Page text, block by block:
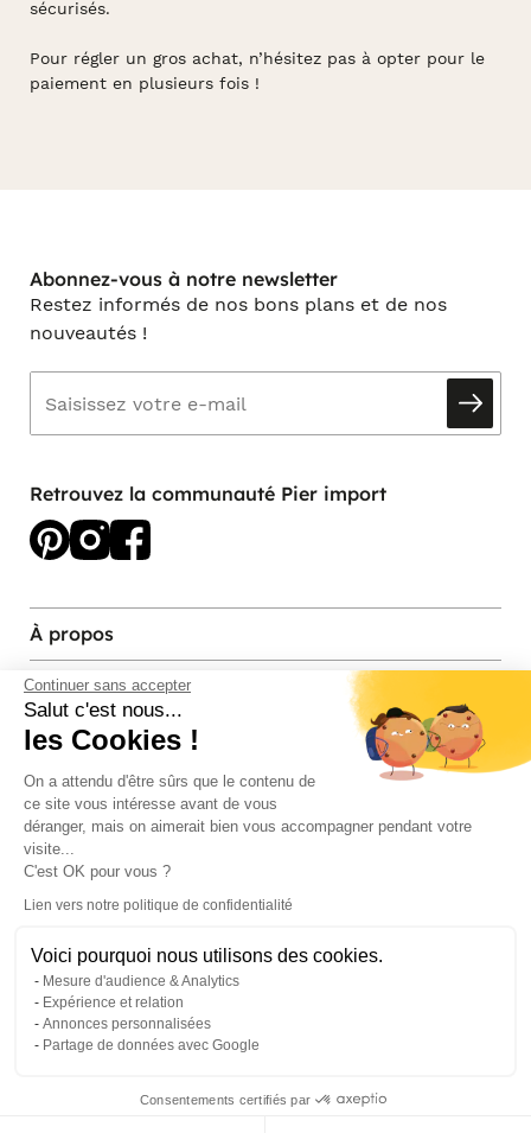
Continuer sans accepter
Salut c'est nous...
les Cookies !
On a attendu d'être sûrs que le contenu de
ce site vous intéresse avant de vous
déranger, mais on aimerait bien vous accompagner pendant votre
visite...
C'est OK pour vous ?
Lien vers notre politique de confidentialité
Voici pourquoi nous utilisons des cookies.
Mesure d'audience & Analytics
Expérience et relation
Annonces personnalisées
Partage de données avec Google
Consentements certifiés par
0
sécurisés.
Pour régler un gros achat, n’hésitez pas à opter pour le
paiement en plusieurs fois !
Abonnez-vous à notre newsletter
Restez informés de nos bons plans et de nos
nouveautés !
Retrouvez la communauté Pier import
À propos
Services et contact
Magasins et Showrooms
Modes de paiement acceptés
© Pier Import2026